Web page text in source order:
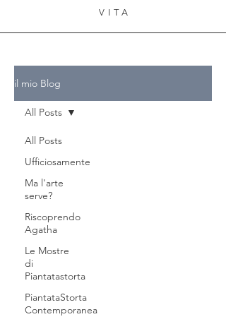
VITA
il mio Blog
All Posts
Ufficiosamente
Ma l'arte
serve?
Riscoprendo
Agatha
Le Mostre
di
Piantatastorta
PiantataStorta
Contemporanea
All Posts